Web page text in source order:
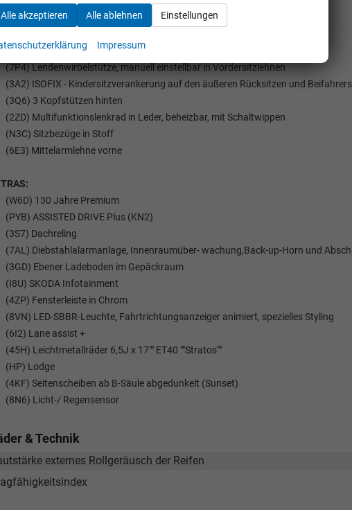
(7TD) Dekor-Einlagen
(3L3) Vordersitze manuell höhenverstellbar
(7P4) Lendenwirbelstütze, manuell einstellbar in Vordersitzlehnen
(3A2) ISOFIX - Kindersitzverankerung auf den äußeren Rücksitzen und
(3Q6) 3 Kopfstützen hinten
(2ZD) Multifunktionslenkrad in Leder, beheizbar, mit Schaltwippen
(N3C) Sitzbezüge in Stoff
(6E3) Mittelarmlehne vorne
(W6D) 130 Jahre Premium
(PYB) ASSISTED DRIVE Plus (KN2)
(3S7) Dachreling
(7AL) Diebstahlalarmanlage, Innenraumüber- wachung,Back-up-Horn und
(3GD) Ebener Ladeboden im Gepäckraum
(I8U) SKODA Infotainment
(4ZP) Fensterleiste in Chrom
(8VN) LED-SBBR-Leuchte, Fahrtrichtungsanzeiger animiert, spezielles Styling
(6I2) Lane assist +
(45H) Leichtmetallräder 6,5J x 17"" ET40 ""Stratos""
(HP) Lodge
(4KF) Seitenscheiben ab B-Säule abgedunkelt (Sunset)
(8N6) Licht-/ Regensensor
& Technik
externes Rollgeräusch der Reifen
Wollschläger
Verkauf
04181/2176-21
your-car.de
Tel. 04181/2176-27
Alle akzeptieren Alle ablehnen Einstellungen
Impressum